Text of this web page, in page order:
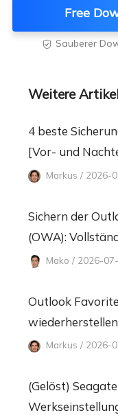
Free
 Sauberer
Weitere
4 beste
[Vor- und
Markus / 2026-
Sichern der
(OWA):
Mako / 2026-
Outlook
Markus / 2026-
(Gelöst)